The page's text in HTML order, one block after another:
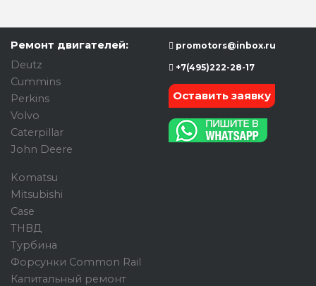
Ремонт двигателей:
Deutz
Cummins
Perkins
Volvo
Caterpillar
John Deere
Komatsu
Mitsubishi
Case
ТНВД
Турбина
Форсунки Common Rail
Капитальный ремонт
promotors@inbox.ru
+7(495)222-28-17
Оставить заявку